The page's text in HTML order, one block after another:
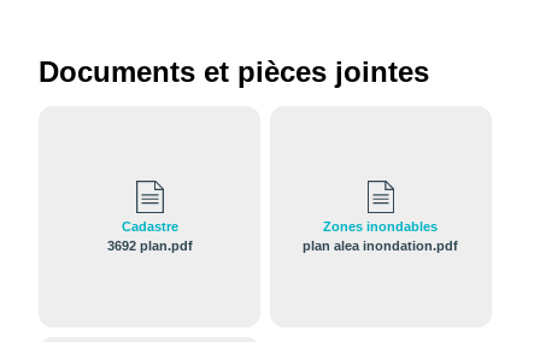
Documents et pièces jointes
Cadastre
3692 plan.pdf
Zones inondables
plan alea inondation.pdf